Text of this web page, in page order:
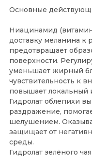
Основные
Ниацинамид
доставку меланина к
предотвращает
поверхности.
уменьшает жирный
чувствительность к
повышает локальный
Гидролат облепихи
раздражение,
шелушением.
защищает от
среды.
Гидролат зелёного